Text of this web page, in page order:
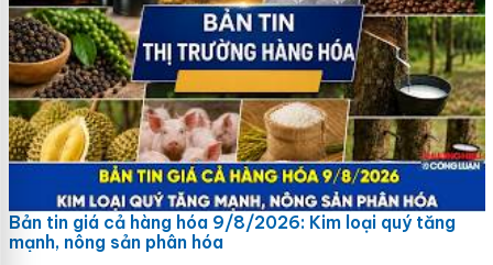
Bản tin giá cả hàng hóa 9/8/2026: Kim loại quý tăng
mạnh, nông sản phân hóa